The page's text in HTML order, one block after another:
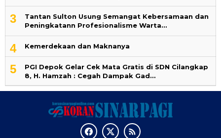
3
‎Tantan Sulton Usung Semangat Kebersamaan dan
Peningkatann Profesionalisme Warta…
4 Kemerdekaan dan Maknanya
5
PGI Depok Gelar Cek Mata Gratis di SDN Cilangkap
8, H. Hamzah : Cegah Dampak Gad…